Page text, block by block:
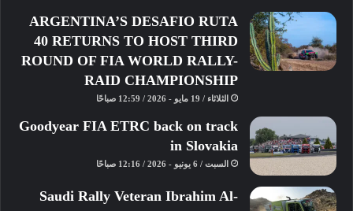
وانطلقت الفعاليات بحصة التجارب الحرة
الثالثة، التي امتدت لثالث ساعات ومنحت
الفرق فرصة إضافية لمواصلة إعداد
سياراتها قبل السباق الذي يستمر على
مدار ٢٤ ساعة. وكان القطري عبدالله
الخليفي أول من تولى القيادة، قبل أن
يخلفه يوليان هانسيس الذي رفع من وتيرة
الأداء مع اقتراب نهاية فترته، مسجلاً
ثانية. وبعد ذلك تولى چوليانو أليزي
ARGENTINA’S DESAFIO RUTA
40 RETURNS TO HOST THIRD
ROUND OF FIA WORLD RALLY-
RAID CHAMPIONSHIP
الثلاثاء / 19 مايو - 2026 / 12:59 صباحًا
Goodyear FIA ETRC back on track
in Slovakia
السبت / 6 يونيو - 2026 / 12:16 صباحًا
Saudi Rally Veteran Ibrahim Al-